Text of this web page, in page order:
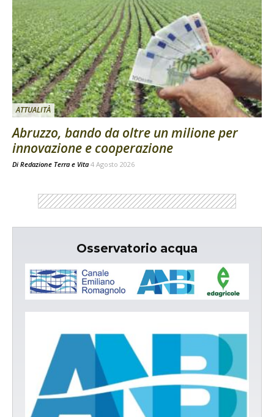
ATTUALITÀ
Abruzzo, bando da oltre un milione per
innovazione e cooperazione
Di Redazione Terra e Vita 4 Agosto 2026
Osservatorio acqua